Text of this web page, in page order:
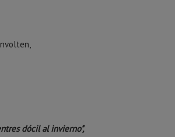
dócil al invierno",